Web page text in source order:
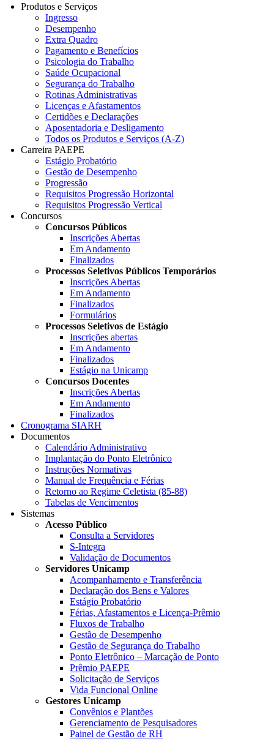
Produtos e Serviços
Ingresso
Desempenho
Extra Quadro
Pagamento e Benefícios
Psicologia do Trabalho
Saúde Ocupacional
Segurança do Trabalho
Rotinas Administrativas
Licenças e Afastamentos
Certidões e Declarações
Aposentadoria e Desligamento
Todos os Produtos e Serviços (A-Z)
Carreira PAEPE
Estágio Probatório
Gestão de Desempenho
Progressão
Requisitos Progressão Horizontal
Requisitos Progressão Vertical
Concursos
Concursos Públicos
Inscrições Abertas
Em Andamento
Finalizados
Processos Seletivos Públicos Temporários
Inscrições Abertas
Em Andamento
Finalizados
Formulários
Processos Seletivos de Estágio
Inscrições abertas
Em Andamento
Finalizados
Estágio na Unicamp
Concursos Docentes
Inscrições Abertas
Em Andamento
Finalizados
Cronograma SIARH
Documentos
Calendário Administrativo
Implantação do Ponto Eletrônico
Instruções Normativas
Manual de Frequência e Férias
Retorno ao Regime Celetista (85-88)
Tabelas de Vencimentos
Sistemas
Acesso Público
Consulta a Servidores
S-Integra
Validação de Documentos
Servidores Unicamp
Acompanhamento e Transferência
Declaração dos Bens e Valores
Estágio Probatório
Férias, Afastamentos e Licença-Prêmio
Fluxos de Trabalho
Gestão de Desempenho
Gestão de Segurança do Trabalho
Ponto Eletrônico – Marcação de Ponto
Prêmio PAEPE
Solicitação de Serviços
Vida Funcional Online
Gestores Unicamp
Convênios e Plantões
Gerenciamento de Pesquisadores
Painel de Gestão de RH